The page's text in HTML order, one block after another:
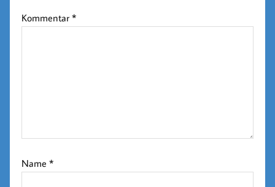
Kommentar*
Name*